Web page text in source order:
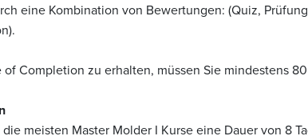
eine Kombination von Bewertungen: (Quiz,
Completion zu erhalten, müssen Sie mindestens
meisten Master Molder I Kurse eine Dauer von 8